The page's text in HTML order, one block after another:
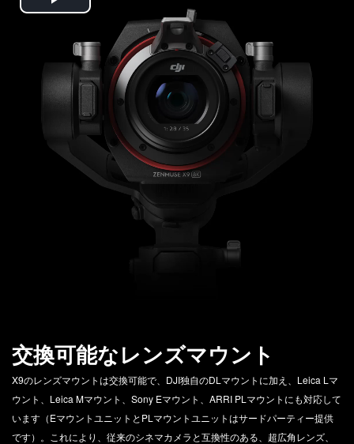
Play
Video
交換可能なレンズマウント
X9のレンズマウントは交換可能で、DJI独自のDLマウントに加え、Leica Lマ
ウント、Leica Mマウント、Sony Eマウント、ARRI PLマウントにも対応して
います（EマウントユニットとPLマウントユニットはサードパーティー提供
です）。これにより、従来のシネマカメラと互換性のある、超広角レンズ、